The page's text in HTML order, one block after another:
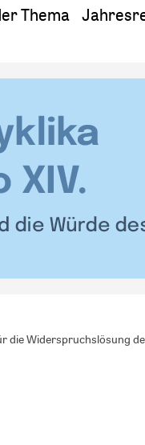
Thema
die Widerspruchslösung